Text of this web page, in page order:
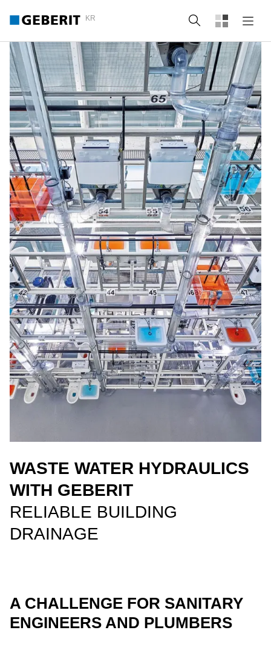
KR Search
WASTE WATER HYDRAULICS
WITH GEBERIT
RELIABLE BUILDING
DRAINAGE
A CHALLENGE FOR SANITARY
ENGINEERS AND PLUMBERS